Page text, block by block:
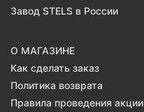
Завод STELS в России
О МАГАЗИНЕ
Как сделать заказ
Политика возврата
Правила проведения акции